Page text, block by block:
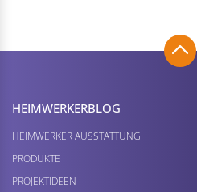
HEIMWERKER­BLOG
HEIMWERKER AUSSTATTUNG
PRODUKTE
PROJEKTIDEEN